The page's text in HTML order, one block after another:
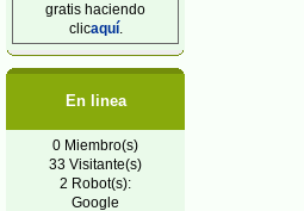
gratis haciendo
clicaquí.
En linea
0 Miembro(s)
33 Visitante(s)
2 Robot(s):
Google